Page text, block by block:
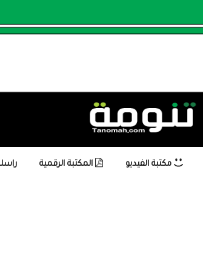
مكتبة الفيديو المكتبة الرقمية